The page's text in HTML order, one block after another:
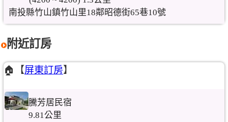
南投縣竹山鎮竹山里18鄰昭德街65巷10號
附近訂房
🏠【屏東訂房】
騰芳居民宿
9.81公里